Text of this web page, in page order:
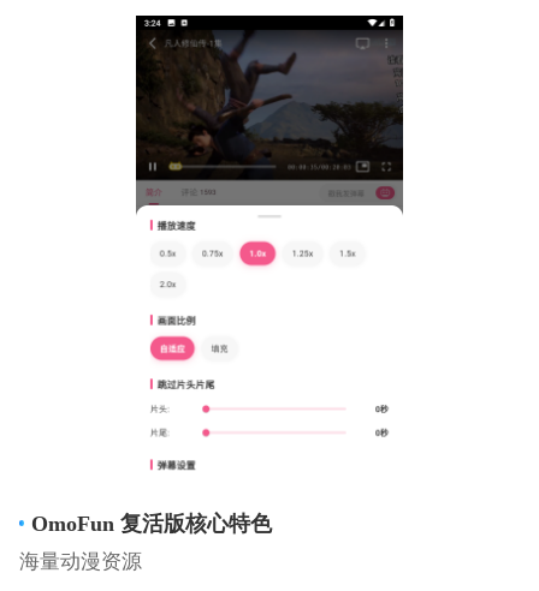
OmoFun 复活版核心特色
海量动漫资源